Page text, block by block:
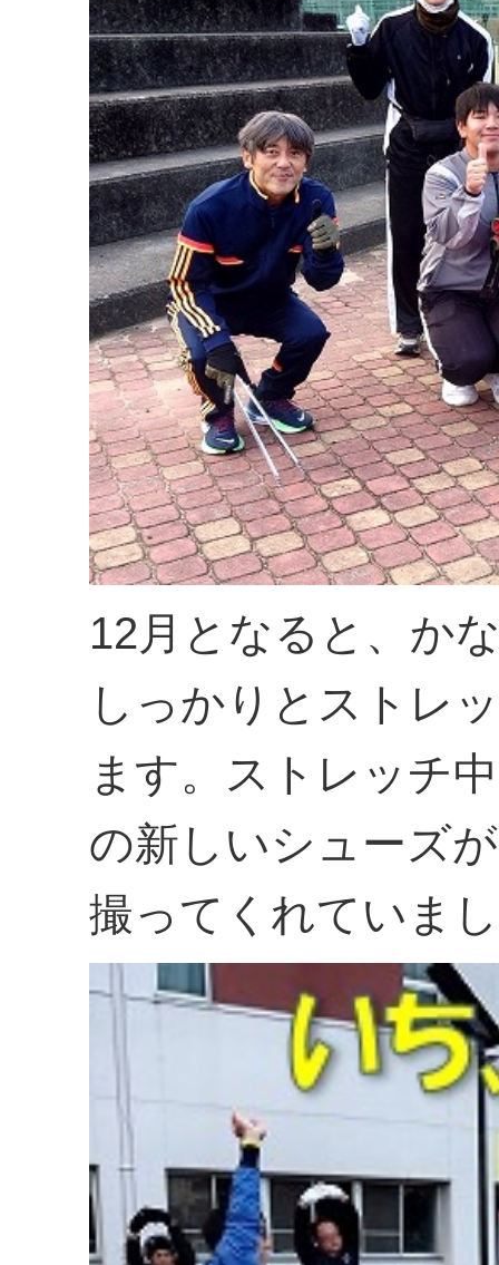
12月となると、か
しっかりとストレ
ます。ストレッチ
の新しいシューズ
撮ってくれていま